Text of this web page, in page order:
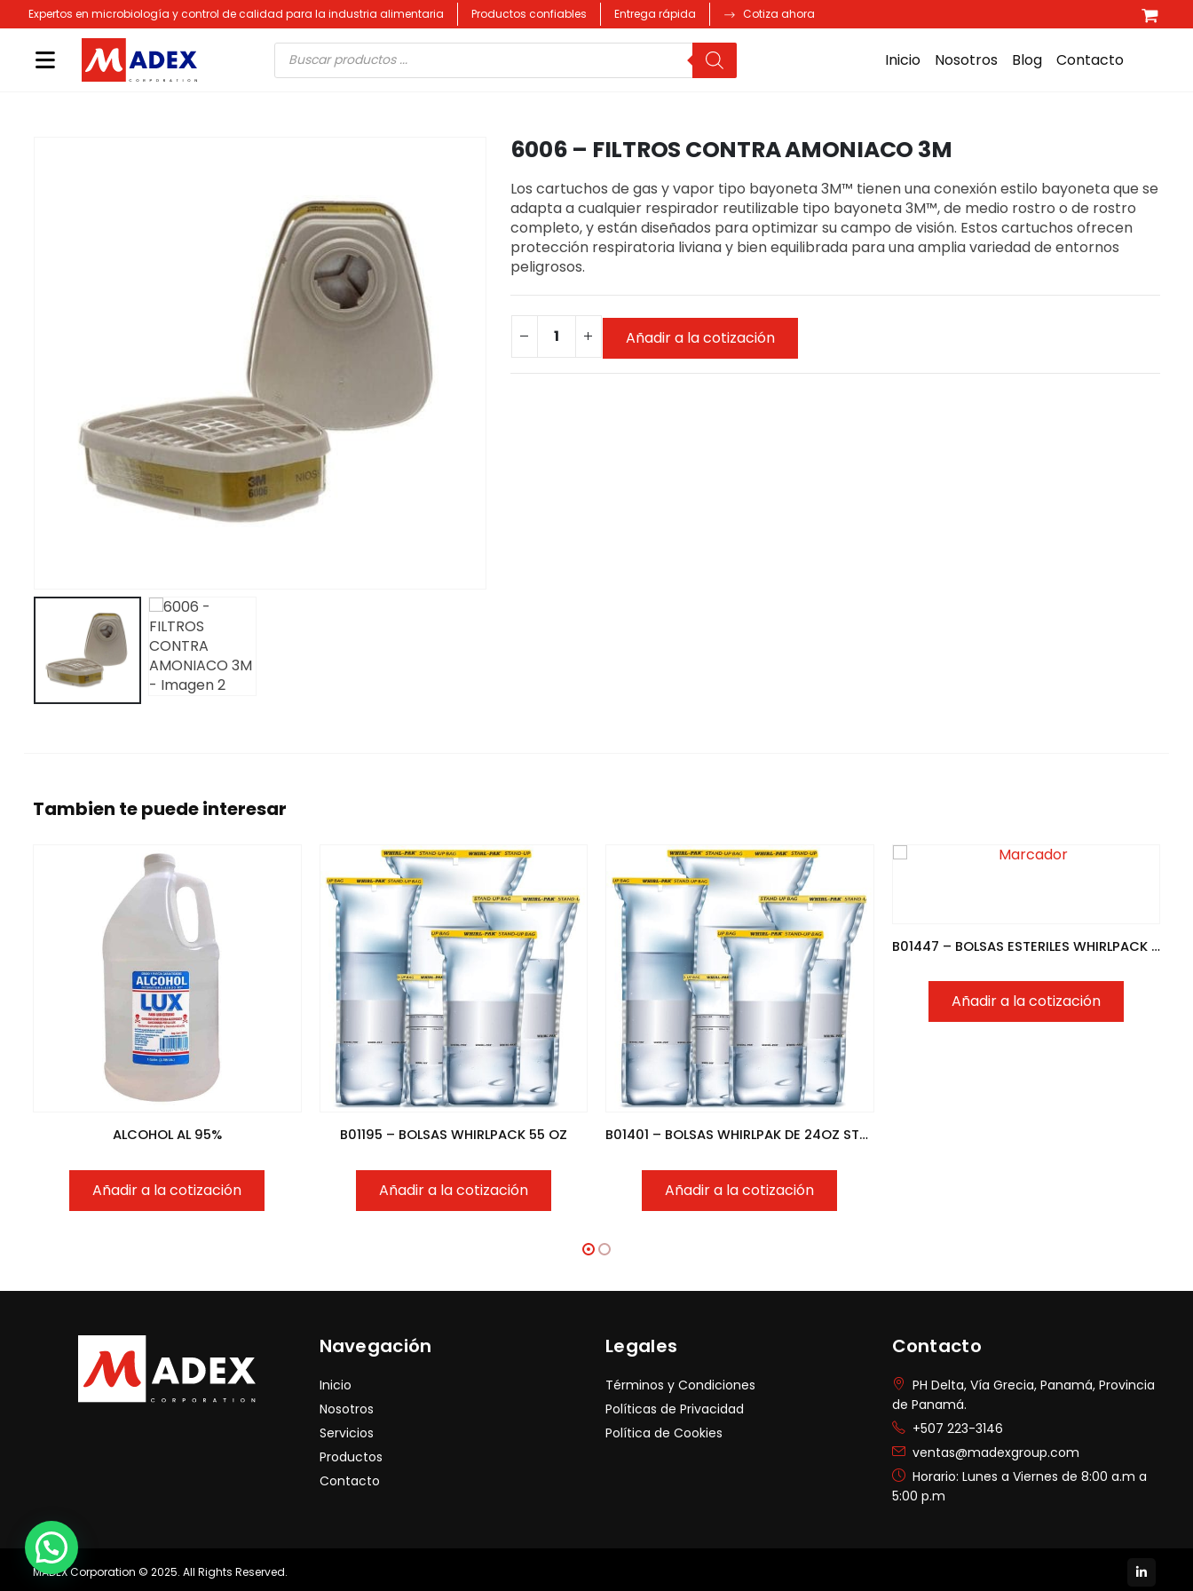
Expertos en microbiología y control de calidad para la industria alimentaria Productos confiables Entrega rápida Cotiza ahora
Búsqueda
de
productos
Inicio Nosotros Blog Contacto
6006 – FILTROS CONTRA AMONIACO 3M
Los cartuchos de gas y vapor tipo bayoneta 3M™ tienen una conexión estilo bayoneta que se
adapta a cualquier respirador reutilizable tipo bayoneta 3M™, de medio rostro o de rostro
completo, y están diseñados para optimizar su campo de visión. Estos cartuchos ofrecen
protección respiratoria liviana y bien equilibrada para una amplia variedad de entornos
peligrosos.
Añadir a la cotización
Tambien te puede interesar
ALCOHOL AL 95%
Añadir a la cotización
B01195 – BOLSAS WHIRLPACK 55 OZ
Añadir a la cotización
B01401 – BOLSAS WHIRLPAK DE 24OZ STAND UP
Añadir a la cotización
B01447 – BOLSAS ESTERILES WHIRLPACK 184 OZ CON ESCRITURA
Añadir a la cotización
Navegación
Inicio
Nosotros
Servicios
Productos
Contacto
Legales
Términos y Condiciones
Políticas de Privacidad
Política de Cookies
Contacto
PH Delta, Vía Grecia, Panamá, Provincia
de Panamá.
+507 223-3146
ventas@madexgroup.com
Horario: Lunes a Viernes de 8:00 a.m a
5:00 p.m
MADEX Corporation © 2025. All Rights Reserved.